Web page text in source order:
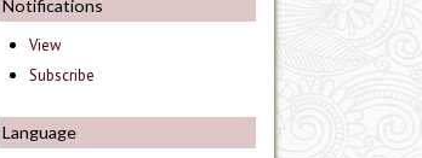
Notifications
View
Subscribe
Language